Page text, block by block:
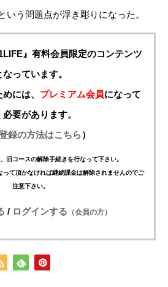
いう問題点が浮き彫りになった。
』有料会員限定のコンテンツ
なっています。
には、 プレミアム会員になって
必要があります。
録の方法はこちら）
旧コースの解除手続きを行なって下さい。
って頂かなければ継続課金は解除されませんのでご
注意下さい。
/ ログインする （会員の方）